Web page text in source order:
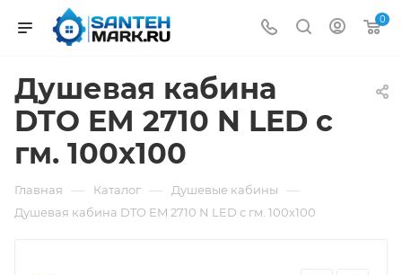
0
Душевая кабина
DTO EM 2710 N LED с
гм. 100x100
Главная — Каталог — Душевые кабины —
Душевая кабина DTO EM 2710 N LED с гм. 100x100